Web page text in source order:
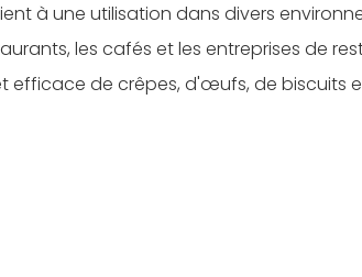
à une utilisation dans divers
les cafés et les entreprises de
efficace de crêpes, d'œufs, de biscuits